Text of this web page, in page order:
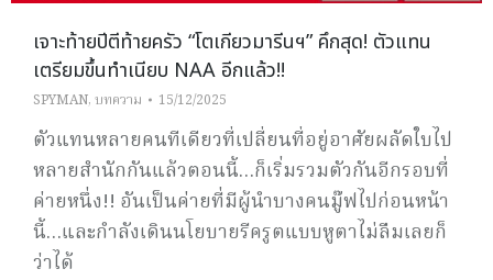
เจาะท้ายปีตีท้ายครัว “โตเกียวมารีนฯ” คึกสุด! ตัวแทน
เตรียมขึ้นทำเนียบ NAA อีกแล้ว!!
SPYMAN, บทความ 15/12/2025
ตัวแทนหลายคนทีเดียวที่เปลี่ยนที่อยู่อาศัยผลัดใบไป
หลายสำนักกันแล้วตอนนี้…ก็เริ่มรวมตัวกันอีกรอบที่
ค่ายหนึ่ง!! อันเป็นค่ายที่มีผู้นำบางคนมู๊ฟไปก่อนหน้า
นี้…และกำลังเดินนโยบายรีครูตแบบหูตาไม่ลืมเลยก็
ว่าได้